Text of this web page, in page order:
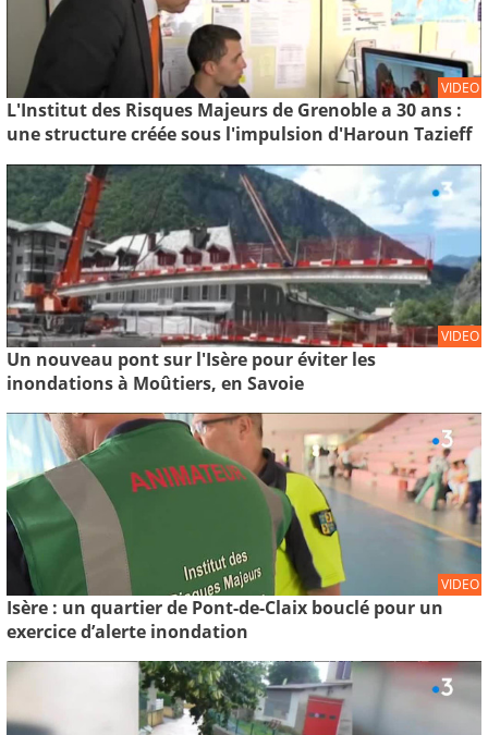
VIDEO
L'Institut des Risques Majeurs de Grenoble a 30 ans :
une structure créée sous l'impulsion d'Haroun Tazieff
VIDEO
Un nouveau pont sur l'Isère pour éviter les
inondations à Moûtiers, en Savoie
VIDEO
Isère : un quartier de Pont-de-Claix bouclé pour un
exercice d’alerte inondation